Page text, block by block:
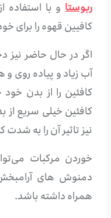
ربوستا و با استفاده
کافیین قهوه را برای
اگر در حال حاضر نیز
آب زیاد و پیاده
کافئین را از بدن خود
کافئین خیلی سریع
نیز تاثیر آن را به
خوردن مرکبات
دمنوش های آرامبخش
همراه داشته باشد.